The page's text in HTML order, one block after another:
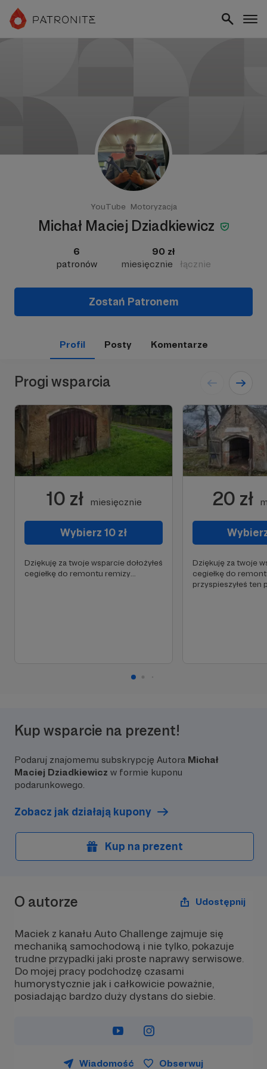
YouTube Motoryzacja
Michał Maciej Dziadkiewicz
6
patronów
90 zł
miesięcznie
łącznie
Zostań Patronem
Profil Posty Komentarze
Progi wsparcia
10 zł miesięcznie
Wybierz 10 zł
Dziękuję za twoje wsparcie dołożyłeś
cegiełkę do remontu remizy...
20 zł
Dziękuję za twoje
cegiełkę do
przyspieszyłeś ten
Kup wsparcie na prezent!
Podaruj znajomemu subskrypcję Autora Michał
Maciej Dziadkiewicz w formie kuponu
podarunkowego.
Zobacz jak działają kupony
Kup na prezent
O autorze Udostępnij
Maciek z kanału Auto Challenge zajmuje się
mechaniką samochodową i nie tylko, pokazuje
trudne przypadki jaki proste naprawy serwisowe.
Do mojej pracy podchodzę czasami
humorystycznie jak i całkowicie poważnie,
posiadając bardzo duży dystans do siebie.
Wiadomość Obserwuj